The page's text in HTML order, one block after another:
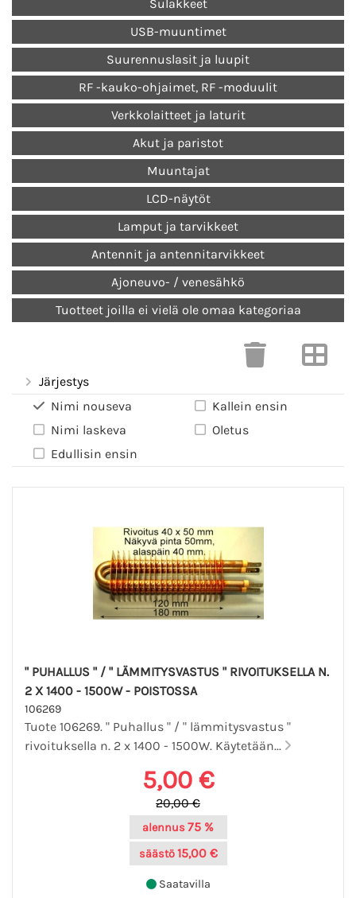
Sulakkeet
USB-muuntimet
Suurennuslasit ja luupit
RF -kauko-ohjaimet, RF -moduulit
Verkkolaitteet ja laturit
Akut ja paristot
Muuntajat
LCD-näytöt
Lamput ja tarvikkeet
Antennit ja antennitarvikkeet
Ajoneuvo- / venesähkö
Tuotteet joilla ei vielä ole omaa kategoriaa
Järjestys
Nimi nouseva
Nimi laskeva
Edullisin ensin
Kallein ensin
Oletus
" PUHALLUS " / " LÄMMITYSVASTUS " RIVOITUKSELLA N.
2 X 1400 - 1500W - POISTOSSA
106269
Tuote 106269. " Puhallus " / " lämmitysvastus "
rivoituksella n. 2 x 1400 - 1500W. Käytetään...
5,00 €
20,00 €
alennus75 %
säästö 15,00 €
Saatavilla